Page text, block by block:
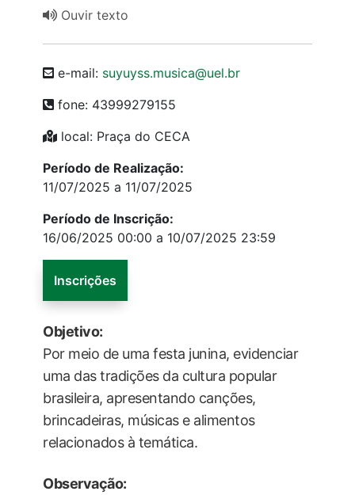
Ouvir texto
e-mail: suyuyss.musica@uel.br
fone: 43999279155
local: Praça do CECA
Período de Realização:
11/07/2025 a 11/07/2025
Período de Inscrição:
16/06/2025 00:00 a 10/07/2025 23:59
Inscrições
Objetivo:
Por meio de uma festa junina, evidenciar
uma das tradições da cultura popular
brasileira, apresentando canções,
brincadeiras, músicas e alimentos
relacionados à temática.
Observação: